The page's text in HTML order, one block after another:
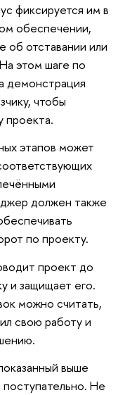
фиксируется им в
обеспечении,
об отставании или
этом шаге по
демонстрация
чтобы
проекта.
этапов может
должен также
по проекту.
проект до
и защищает его.
можно считать,
свою работу и
выше
Не